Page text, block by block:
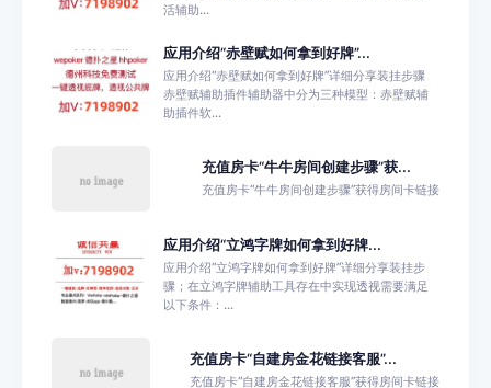
活辅助...
应用介绍“赤壁赋如何拿到好牌”...
应用介绍“赤壁赋如何拿到好牌”详细分享装挂步骤
赤壁赋辅助插件辅助器中分为三种模型：赤壁赋辅
助插件软...
充值房卡“牛牛房间创建步骤”获...
充值房卡“牛牛房间创建步骤”获得房间卡链接
应用介绍“立鸿字牌如何拿到好牌...
应用介绍“立鸿字牌如何拿到好牌”详细分享装挂步
骤；在立鸿字牌辅助工具存在中实现透视需要满足
以下条件：...
充值房卡“自建房金花链接客服”...
充值房卡“自建房金花链接客服”获得房间卡链接